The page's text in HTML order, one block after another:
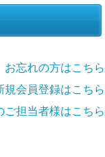
お忘れの方はこちら
規会員登録はこちら
ご担当者様はこちら